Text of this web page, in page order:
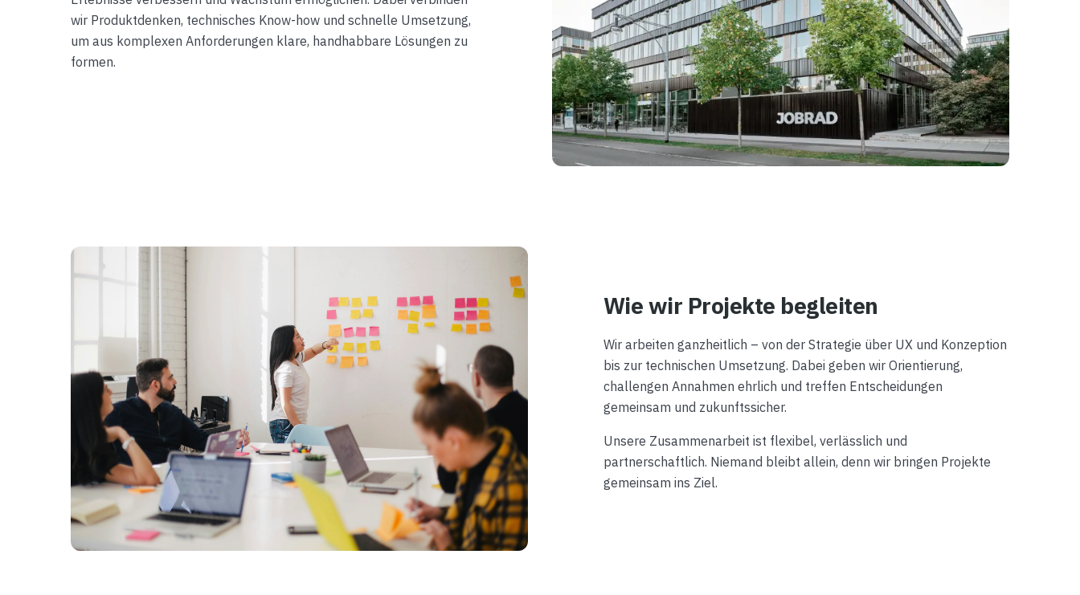
wir Produktdenken, technisches Know-how und schnelle Umsetzung,
um aus komplexen Anforderungen klare, handhabbare Lösungen zu
formen.
Wie wir Projekte begleiten
Wir arbeiten ganzheitlich – von der Strategie über UX und Konzeption
bis zur technischen Umsetzung. Dabei geben wir Orientierung,
challengen Annahmen ehrlich und treffen Entscheidungen
gemeinsam und zukunftssicher.
Unsere Zusammenarbeit ist flexibel, verlässlich und
partnerschaftlich. Niemand bleibt allein, denn wir bringen Projekte
gemeinsam ins Ziel.